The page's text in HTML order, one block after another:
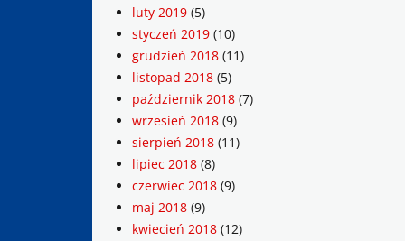
luty 2019 (5)
styczeń 2019 (10)
grudzień 2018 (11)
listopad 2018 (5)
październik 2018 (7)
wrzesień 2018 (9)
sierpień 2018 (11)
lipiec 2018 (8)
czerwiec 2018 (9)
maj 2018 (9)
kwiecień 2018 (12)